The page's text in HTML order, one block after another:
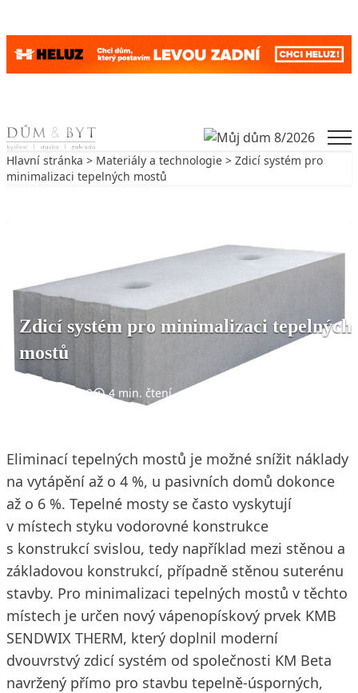
Skip to content
Hlavní stránka > Materiály a technologie > Zdicí systém pro
minimalizaci tepelných mostů
Zdicí systém pro minimalizaci tepelných
mostů
11. 4. 2012 4 min. čtení
Eliminací tepelných mostů je možné snížit náklady
na vytápění až o 4 %, u pasivních domů dokonce
až o 6 %. Tepelné mosty se často vyskytují
v místech styku vodorovné konstrukce
s konstrukcí svislou, tedy například mezi stěnou a
základovou konstrukcí, případně stěnou suterénu
stavby. Pro minimalizaci tepelných mostů v těchto
místech je určen nový vápenopískový prvek KMB
SENDWIX THERM, který doplnil moderní
dvouvrstvý zdicí systém od společnosti KM Beta
navržený přímo pro stavbu tepelně-úsporných,